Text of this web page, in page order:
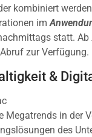
kombiniert
im
statt.
zur Verfügung.
&
Megatrends in der
des